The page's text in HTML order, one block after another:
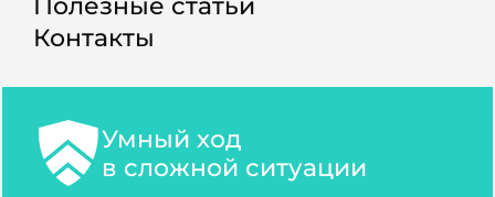
Контакты
Умный ход
в сложной ситуации